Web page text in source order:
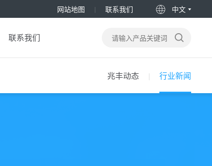
网站地图 联系我们 中文
联系我们
兆丰动态 行业新闻